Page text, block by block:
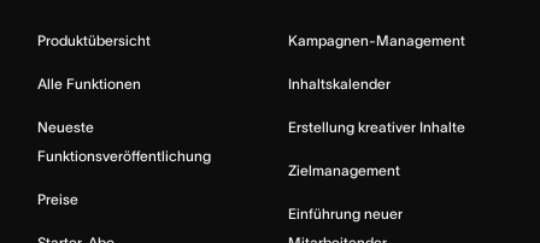
Produktübersicht
Alle Funktionen
Neueste
Funktionsveröffentlichung
Preise
Kampagnen-Management
Inhaltskalender
Erstellung kreativer Inhalte
Zielmanagement
Einführung neuer